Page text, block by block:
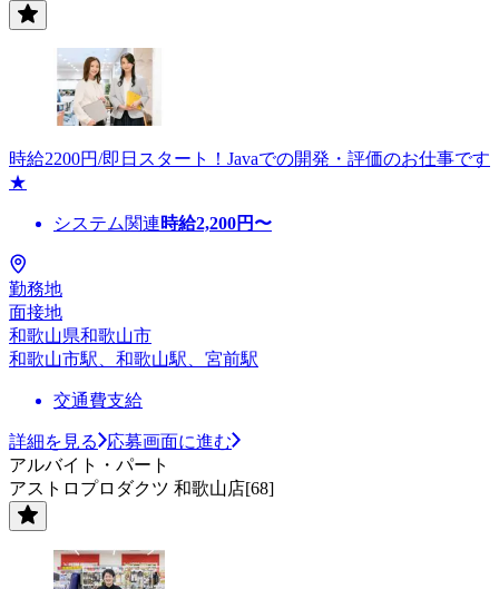
時給2200円/即日スタート！Javaでの開発・評価のお仕事です
★
システム関連時給2,200円〜
勤務地
面接地
和歌山県和歌山市
和歌山市駅、和歌山駅、宮前駅
交通費支給
詳細を見る
応募画面に進む
アルバイト・パート
アストロプロダクツ 和歌山店[68]